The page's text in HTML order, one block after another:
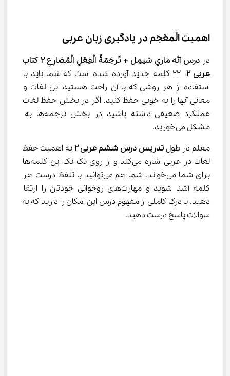
اهمیت الْمعْجَم در یادگیری زبان عربی
در درس آنّه ماري شيمِل + تَرجَمَةُ الْفِعْلِ الْمُضارِعِ ۲ کتاب
عربی ۲
، ۲۲ کلمه جدید آورده شده است که شما باید با
استفاده از هر روشی که با آن راحت هستید این لغات و
معانی آنها را به خوبی حفظ کنید. اگر در بخش حفظ لغات
عملکرد ضعیفی داشته باشید در بخش ترجمه‌ها به
مشکل می‌خورید.
معلم در طول تدریس درس ششم عربی ۲ به اهمیت حفظ
لغات در عربی اشاره می‌کند و از روی تک تک این کلمه‌ها
برای شما می‌خواند. شما هم می‌توانید با تلفظ درست هر
کلمه آشنا شوید و مهارت‌های روخوانی خودتان را ارتقا
دهید. با درک کاملی از مفهوم درس این امکان را دارید که به
سوالات پاسخ درست دهید.